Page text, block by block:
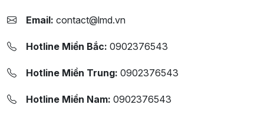
Email: contact@lmd.vn
Hotline Miền Bắc: 0902376543
Hotline Miền Trung: 0902376543
Hotline Miền Nam: 0902376543